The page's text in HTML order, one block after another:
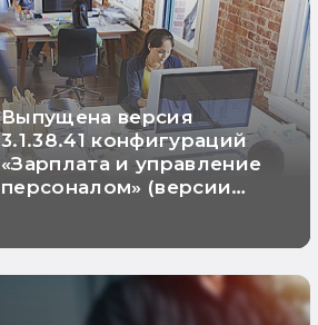
Выпущена версия
3.1.38.41 конфигураций
«Зарплата и управление
персоналом» (версии
учреждения» (версии
ПРОФ, КОРП и базовая)